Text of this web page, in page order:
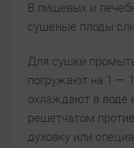
В пищевых и
сушеные плоды
Для сушки
погружают на 1 —
охлаждают в воде
решетчатом
духовку или